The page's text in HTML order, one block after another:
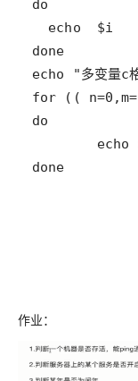
done
作业：